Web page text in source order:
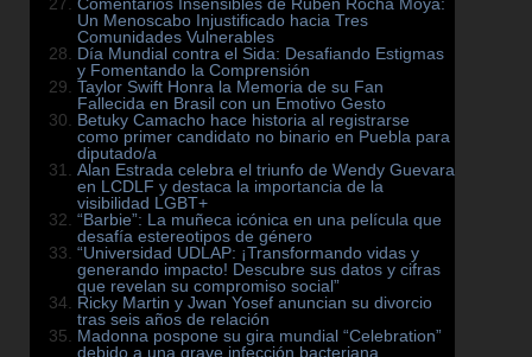
Comentarios Insensibles de Rubén Rocha Moya:
Un Menoscabo Injustificado hacia Tres
Comunidades Vulnerables
Día Mundial contra el Sida: Desafiando Estigmas
y Fomentando la Comprensión
Taylor Swift Honra la Memoria de su Fan
Fallecida en Brasil con un Emotivo Gesto
Betuky Camacho hace historia al registrarse
como primer candidato no binario en Puebla para
diputado/a
Alan Estrada celebra el triunfo de Wendy Guevara
en LCDLF y destaca la importancia de la
visibilidad LGBT+
“Barbie”: La muñeca icónica en una película que
desafía estereotipos de género
“Universidad UDLAP: ¡Transformando vidas y
generando impacto! Descubre sus datos y cifras
que revelan su compromiso social”
Ricky Martin y Jwan Yosef anuncian su divorcio
tras seis años de relación
Madonna pospone su gira mundial “Celebration”
debido a una grave infección bacteriana